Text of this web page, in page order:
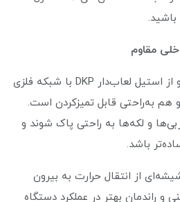
مقاوم
محفظه داخلی این مایکروویو از استیل لعاب‌دار DKP با شبکه فلزی
به‌راحتی قابل تمیزکردن است.
و لکه‌ها به راحتی پاک شوند و
باشد.
درب ۳ جداره شیشه‌ای از انتقال حرارت به بیرون
و راندمان بهتر در عملکرد دستگاه